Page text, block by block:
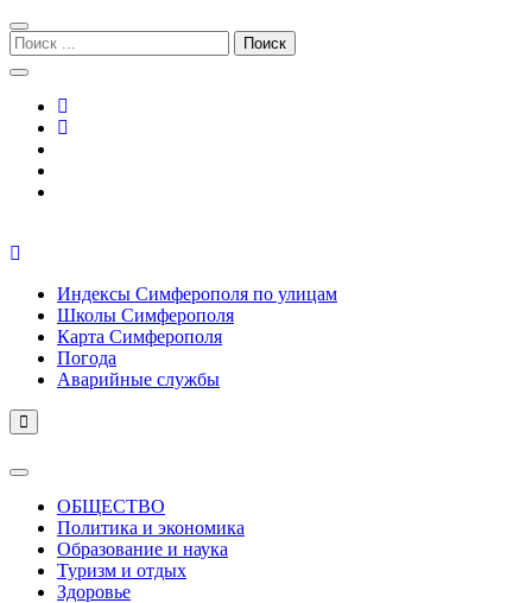
Перейти
к
навигации
Перейти
к
содержимому
Поиск:
Индексы Симферополя по улицам
Школы Симферополя
Карта Симферополя
Погода
Аварийные службы
ОБЩЕСТВО
Политика и экономика
Образование и наука
Туризм и отдых
Здоровье